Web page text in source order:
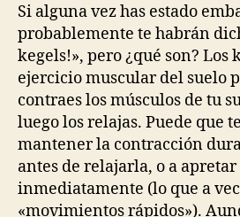
Si alguna vez has estado
probablemente te habrán
kegels!», pero ¿qué son? Los
ejercicio muscular del suelo
contraes los músculos de tu
luego los relajas. Puede que
mantener la contracción
antes de relajarla, o a
inmediatamente (lo que a
«movimientos rápidos»).